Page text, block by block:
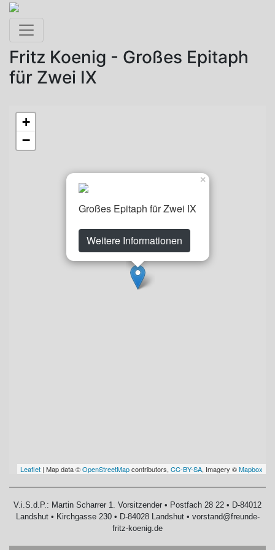
Toggle navigation
Fritz Koenig - Großes Epitaph
für Zwei IX
Großes Epitaph für Zwei IX
Weitere Informationen
×
+
−
Leaflet | Map data ©OpenStreetMapcontributors, CC-BY-SA, Imagery ©Mapbox
V.i.S.d.P.: Martin Scharrer 1. Vorsitzender • Postfach 28 22 • D-84012
Landshut • Kirchgasse 230 • D-84028 Landshut • vorstand@freunde-
fritz-koenig.de